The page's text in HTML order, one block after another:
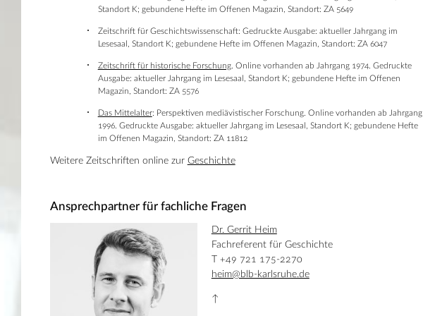
Standort K; gebundene Hefte im Offenen Magazin, Standort: ZA 5649
Zeitschrift für Geschichtswissenschaft: Gedruckte Ausgabe: aktueller Jahrgang im
Lesesaal, Standort K; gebundene Hefte im Offenen Magazin, Standort: ZA 6047
Zeitschrift für historische Forschung. Online vorhanden ab Jahrgang 1974. Gedruckte
Ausgabe: aktueller Jahrgang im Lesesaal, Standort K; gebundene Hefte im Offenen
Magazin, Standort: ZA 5576
Das Mittelalter: Perspektiven mediävistischer Forschung. Online vorhanden ab Jahrgang
1996. Gedruckte Ausgabe: aktueller Jahrgang im Lesesaal, Standort K; gebundene Hefte
im Offenen Magazin, Standort: ZA 11812
Weitere Zeitschriften online zur Geschichte
Ansprechpartner für fachliche Fragen
Dr. Gerrit Heim
Fachreferent für Geschichte
T +49 721 175-2270
heim@blb-karlsruhe.de
↑